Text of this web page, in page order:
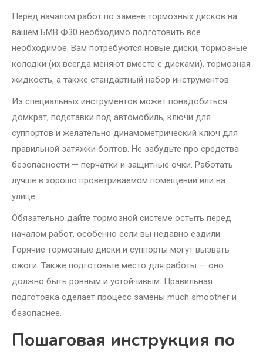
Перед началом работ по замене тормозных дисков на
вашем БМВ Ф30 необходимо подготовить все
необходимое. Вам потребуются новые диски, тормозные
колодки (их всегда меняют вместе с дисками), тормозная
жидкость, а также стандартный набор инструментов.
Из специальных инструментов может понадобиться
домкрат, подставки под автомобиль, ключи для
суппортов и желательно динамометрический ключ для
правильной затяжки болтов. Не забудьте про средства
безопасности — перчатки и защитные очки. Работать
лучше в хорошо проветриваемом помещении или на
улице.
Обязательно дайте тормозной системе остыть перед
началом работ, особенно если вы недавно ездили.
Горячие тормозные диски и суппорты могут вызвать
ожоги. Также подготовьте место для работы — оно
должно быть ровным и устойчивым. Правильная
подготовка сделает процесс замены much smoother и
безопаснее.
Пошаговая инструкция по